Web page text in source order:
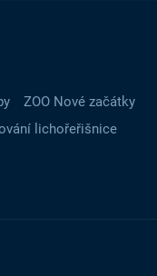
ZOO Nové začátky
lichořeřišnice